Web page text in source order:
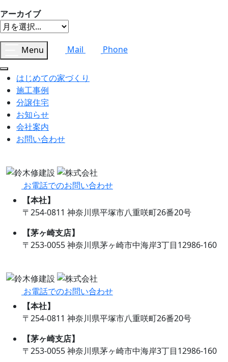
アーカイブ
Menu Mail Phone
はじめての家づくり
施工事例
分譲住宅
お知らせ
会社案内
お問い合わせ
お電話でのお問い合わせ
【本社】
〒254-0811 神奈川県平塚市八重咲町26番20号
【茅ヶ崎支店】
〒253-0055 神奈川県茅ヶ崎市中海岸3丁目12986-160
お電話でのお問い合わせ
【本社】
〒254-0811 神奈川県平塚市八重咲町26番20号
【茅ヶ崎支店】
〒253-0055 神奈川県茅ヶ崎市中海岸3丁目12986-160